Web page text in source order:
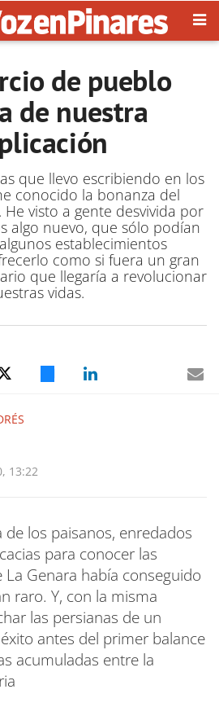
de pueblo
de nuestra
que llevo escribiendo en los
conocido la bonanza del
visto a gente desvivida por
algo nuevo, que sólo podían
establecimientos
como si fuera un gran
que llegaría a revolucionar
vidas.
13:22
de los paisanos, enredados
para conocer las
Genara había conseguido
raro. Y, con la misma
las persianas de un
antes del primer balance
acumuladas entre la